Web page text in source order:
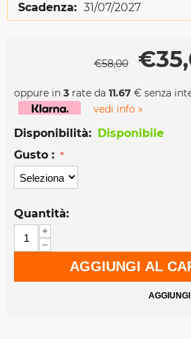
Scadenza: 31/07/2027
€58,00 €
oppure in 3 rate da 11.67 € senza
vedi info »
Disponibilità:
Disponibile
Gusto :
Quantità:
+
−
AGGIUNGI AL